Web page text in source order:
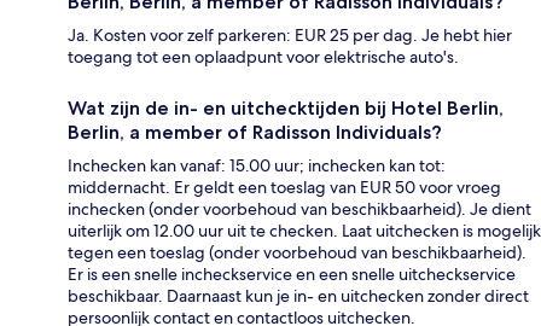
Ja. Kosten voor zelf parkeren: EUR 25 per dag. Je hebt hier
toegang tot een oplaadpunt voor elektrische auto's.
Wat zijn de in- en uitchecktijden bij Hotel Berlin,
Berlin, a member of Radisson Individuals?
Inchecken kan vanaf: 15.00 uur; inchecken kan tot:
middernacht. Er geldt een toeslag van EUR 50 voor vroeg
inchecken (onder voorbehoud van beschikbaarheid). Je dient
uiterlijk om 12.00 uur uit te checken. Laat uitchecken is mogelijk
tegen een toeslag (onder voorbehoud van beschikbaarheid).
Er is een snelle incheckservice en een snelle uitcheckservice
beschikbaar. Daarnaast kun je in- en uitchecken zonder direct
persoonlijk contact en contactloos uitchecken.